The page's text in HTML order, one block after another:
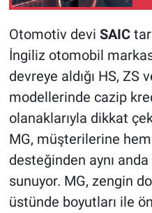
Otomotiv devi SAIC
İngiliz otomobil
devreye aldığı HS, ZS
modellerinde cazip
olanaklarıyla dikkat
MG, müşterilerine
desteğinden aynı
sunuyor. MG, zengin
üstünde boyutları ile